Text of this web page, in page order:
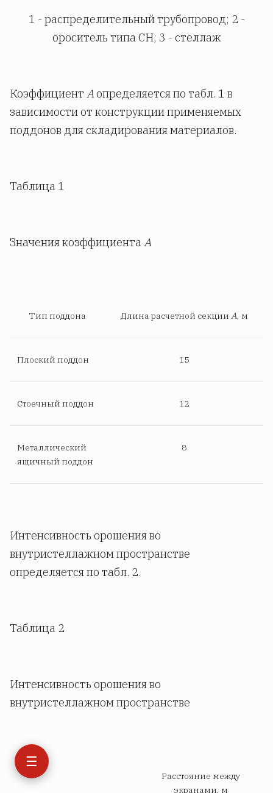
☰
1 - распределительный трубопровод; 2 -
ороситель типа СН; 3 - стеллаж
Коэффициент Aопределяется по табл. 1 в
зависимости от конструкции применяемых
поддонов для складирования материалов.
Таблица 1
Значения коэффициентаА
Тип поддона Длина расчетной секции А, м
Плоский поддон 15
Стоечный поддон 12
Металлический
ящичный поддон
8
Интенсивность орошения во
внутристеллажном пространстве
определяется по табл. 2.
Таблица 2
Интенсивность орошения во
внутристеллажном пространстве
Расстояние между
экранами, м